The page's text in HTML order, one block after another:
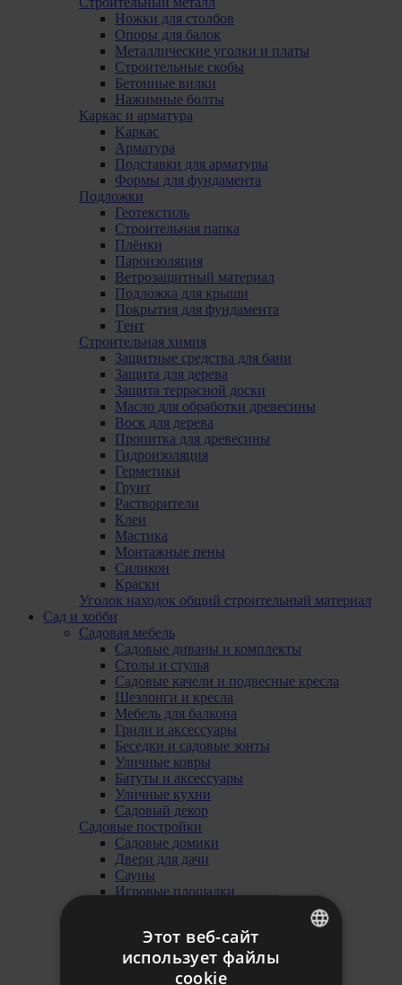
Ножки для столбов
Опоры для балок
Металлические уголки и платы
Строительные скобы
Бетонные вилки
Нажимные болты
Каркас и арматура
Kаркас
Aрматура
Подставки для арматуры
Формы для фундамента
Подложки
Геотекстиль
Строительная папка
Плёнки
Пароизоляция
Ветрозащитный материал
Подложка для крыши
Покрытия для фундамента
Tент
Строительная химия
Защитные средства для бани
Защита для дерева
Защита террасной доски
Масло для обработки древесины
Bоск для дерева
Пропитка для древесины
Гидроизоляция
Герметики
Грунт
Растворители
Клеи
Мастика
Монтажные пены
Силикон
Краски
Уголок находок общий строительный материал
Сад и хобби
Садовая мебель
Садовые диваны и комплекты
Столы и стулья
Садовые качели и подвесные кресла
Шезлонги и кресла
Мебель для балкона
Грили и аксессуары
Беседки и садовые зонты
Уличные ковры
Батуты и аксессуары
Уличные кухни
Садовый декор
Садовые постройки
Садовые домики
Двери для дачи
Сауны
Игровые площадки
Tеплицы
Горячие ванны
Помещение для хранения отходов
ESTONIAN
Этот веб-сайт
использует файлы
cookie